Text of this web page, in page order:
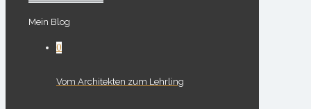
Mein Blog
0
Vom Architekten zum Lehrling